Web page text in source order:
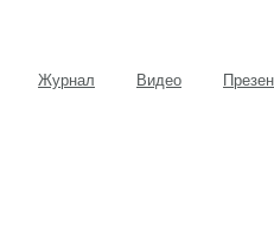
Журнал Видео